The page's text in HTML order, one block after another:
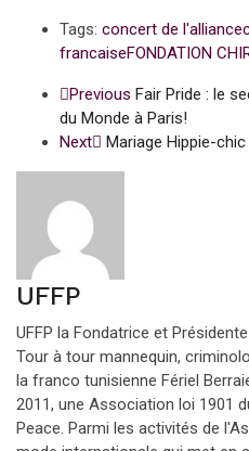
Tags: concert de l'alliance
francaiseFONDATION
Previous Fair Pride : le
du Monde à Paris!
Next
Mariage Hippie-
UFFP
UFFP la Fondatrice et Présidente
Tour à tour mannequin,
la franco tunisienne Fériel
2011, une Association loi 1901
Peace. Parmi les activités de